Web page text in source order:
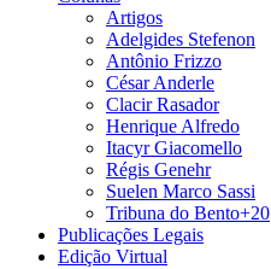
Artigos
Adelgides Stefenon
Antônio Frizzo
César Anderle
Clacir Rasador
Henrique Alfredo
Itacyr Giacomello
Régis Genehr
Suelen Marco Sassi
Tribuna do Bento+20
Publicações Legais
Edição Virtual